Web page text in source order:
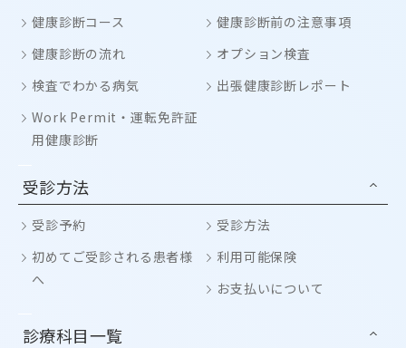
健康診断コース
健康診断前の注意事項
健康診断の流れ
オプション検査
検査でわかる病気
出張健康診断レポート
Work Permit・運転免許証
用健康診断
受診方法
受診予約
受診方法
初めてご受診される患者様
へ
利用可能保険
お支払いについて
診療科目一覧